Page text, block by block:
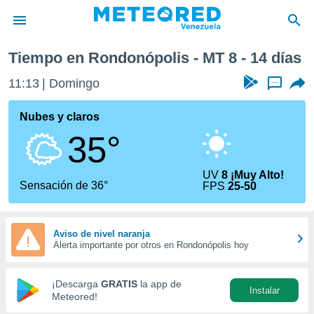
de
ha
calidad.
a este
las
y
forma
digital
basada
Tiempo en Rondonópolis - MT 8 - 14 días
11:13 Domingo ...
Nubes y claros
35°
Sensación de 36°
UV8 ¡Muy Alto!
FPS25-50
Aviso de nivel naranja
Alerta importante por otros en Rondonópolis hoy
¡Descarga GRATIS la app de
Meteored!
Instalar